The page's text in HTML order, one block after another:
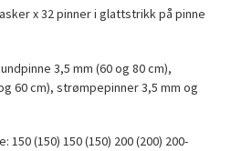
x 32 pinner i glattstrikk på pinne
3,5 mm (60 og 80 cm),
60 cm), strømpepinner 3,5 mm og
150 (150) 150 (150) 200 (200) 200-